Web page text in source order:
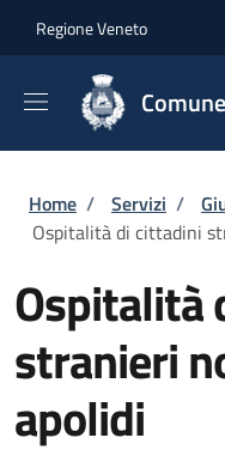
Regione Veneto
Briciole di
Home / Servizi /
Ospitalità di cittadini
Ospitalità
stranieri
apolidi